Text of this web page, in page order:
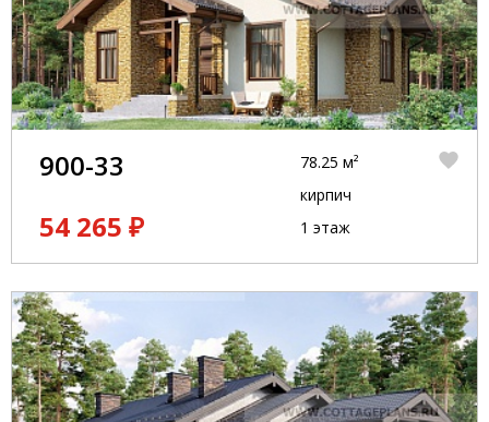
900-33
54 265 ₽
78.25 м²
кирпич
1 этаж